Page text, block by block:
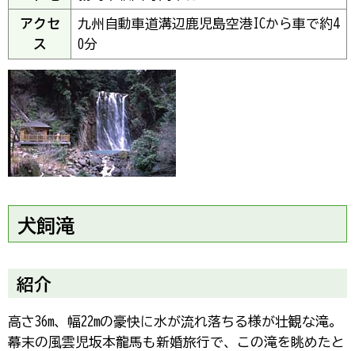
アクセ
ス
九州自動車道溝辺鹿児島空港ICから車で約4
0分
犬飼滝
紹介
高さ36m、幅22mの豪快に水が流れ落ちる様が壮観な滝。
幕末の風雲児坂本龍馬も新婚旅行で、この滝を眺めたと